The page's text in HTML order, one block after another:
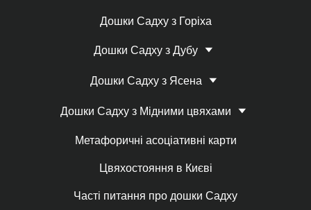
Дошки Садху з Горіха
Дошки Садху з Дубу
Дошки Садху з Ясена
Дошки Садху з Мідними цвяхами
Метафоричні асоціативні карти
Цвяхостояння в Києві
Часті питання про дошки Садху